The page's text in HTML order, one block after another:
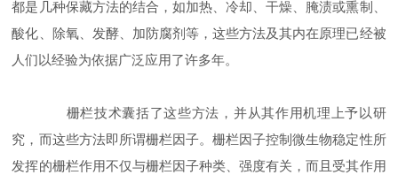
都是几种保藏方法的结合，如加热、冷却、干燥、腌渍或熏制、
酸化、除氧、发酵、加防腐剂等，这些方法及其内在原理已经被
人们以经验为依据广泛应用了许多年。
栅栏技术囊括了这些方法，并从其作用机理上予以研
究，而这些方法即所谓栅栏因子。栅栏因子控制微生物稳定性所
发挥的栅栏作用不仅与栅栏因子种类、强度有关，而且受其作用